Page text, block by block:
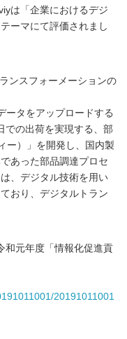
は「企業におけるデジ
ーマにて評価されまし
ンスフォーメーションの
ータをアップロードする
での出荷を実現する、部
ー）」を開発し、国内製
あった部品調達プロセ
、デジタル技術を用い
おり、デジタルトラン
元年度「情報化促進貢
20191011001